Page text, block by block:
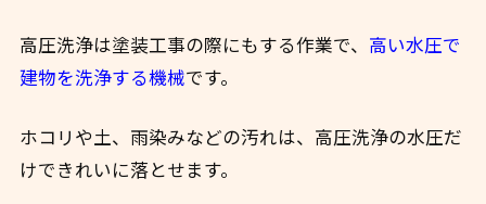
高圧洗浄は塗装工事の際にもする作業で、 高い水圧で
建物を洗浄する機械です。
ホコリや土、雨染みなどの汚れは、高圧洗浄の水圧だ
けできれいに落とせます。